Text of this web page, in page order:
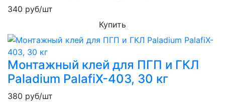
340 руб/шт
Купить
Монтажный клей для ПГП и ГКЛ
Paladium PalafiX-403, 30 кг
380 руб/шт